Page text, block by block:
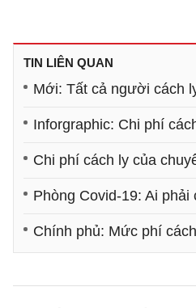
TIN LIÊN QUAN
Mới: Tất cả người cách
Inforgraphic: Chi phí
Chi phí cách ly của
Phòng Covid-19: Ai
Chính phủ: Mức phí